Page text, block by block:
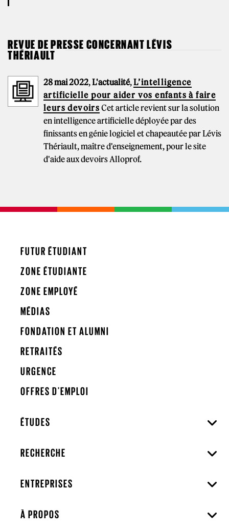
REVUE DE PRESSE CONCERNANT LÉVIS
THÉRIAULT
28 mai 2022,L'actualité,L’intelligence
artificielle pour aider vos enfants à faire
leurs devoirs Cet article revient sur la solution
en intelligence artificielle déployée par des
finissants en génie logiciel et chapeautée par Lévis
Thériault, maître d'enseignement, pour le site
d'aide aux devoirs Alloprof.
FUTUR ÉTUDIANT
ZONE ÉTUDIANTE
ZONE EMPLOYÉ
MÉDIAS
FONDATION ET ALUMNI
RETRAITÉS
URGENCE
OFFRES D'EMPLOI
ÉTUDES
RECHERCHE
ENTREPRISES
À PROPOS